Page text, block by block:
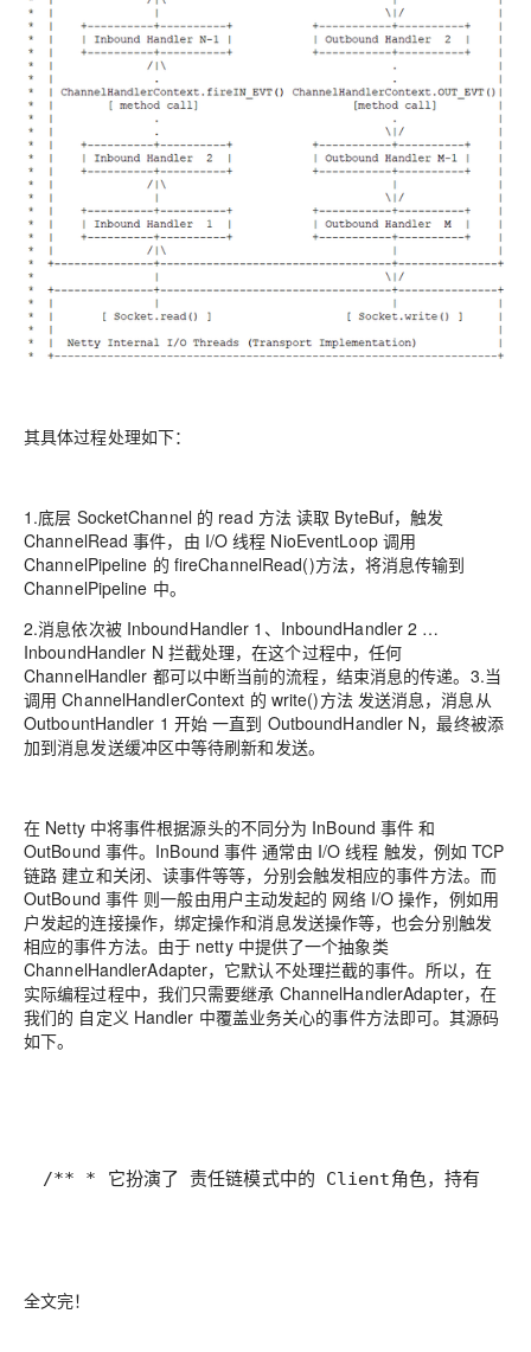
其具体过程处理如下：
1.底层 SocketChannel 的 read 方法 读取 ByteBuf，触发
ChannelRead 事件，由 I/O 线程 NioEventLoop 调用
ChannelPipeline 的 fireChannelRead()方法，将消息传输到
ChannelPipeline 中。
2.消息依次被 InboundHandler 1、InboundHandler 2 …
InboundHandler N 拦截处理，在这个过程中，任何
ChannelHandler 都可以中断当前的流程，结束消息的传递。 3.当
调用 ChannelHandlerContext 的 write()方法 发送消息，消息从
OutbountHandler 1 开始 一直到 OutboundHandler N，最终被添
加到消息发送缓冲区中等待刷新和发送。
在 Netty 中将事件根据源头的不同分为 InBound 事件 和
OutBound 事件。InBound 事件 通常由 I/O 线程 触发，例如 TCP
链路 建立和关闭、读事件等等，分别会触发相应的事件方法。而
OutBound 事件 则一般由用户主动发起的 网络 I/O 操作，例如用
户发起的连接操作，绑定操作和消息发送操作等，也会分别触发
相应的事件方法。由于 netty 中提供了一个抽象类
ChannelHandlerAdapter，它默认不处理拦截的事件。所以，在
实际编程过程中，我们只需要继承 ChannelHandlerAdapter，在
我们的 自定义 Handler 中覆盖业务关心的事件方法即可。其源码
如下。
/** * 它扮演了 责任链模式中的 Client角色，
全文完！